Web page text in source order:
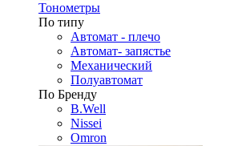
Тонометры
По типу
Автомат - плечо
Автомат- запястье
Механический
Полуавтомат
По Бренду
B.Well
Nissei
Omron